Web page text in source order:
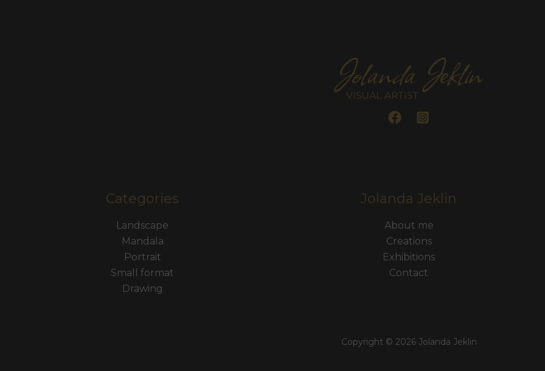
Categories
Landscape
Mandala
Portrait
Small format
Drawing
Jolanda Jeklin
About me
Creations
Exhibitions
Contact
Copyright © 2026 Jolanda Jeklin